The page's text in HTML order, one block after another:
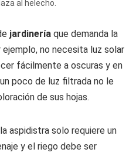
al helecho.
jardinería que demanda la
no necesita luz solar
fácilmente a oscuras y en
poco de luz filtrada no le
de sus hojas.
aspidistra solo requiere un
y el riego debe ser